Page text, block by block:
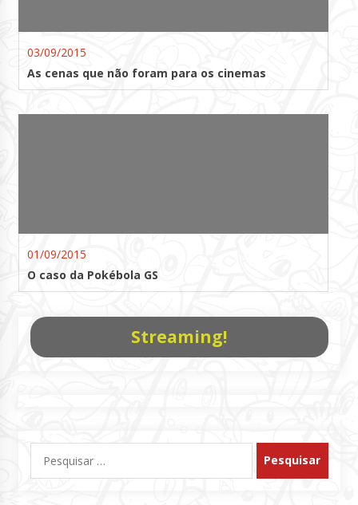
03/09/2015
As cenas que não foram para os cinemas
01/09/2015
O caso da Pokébola GS
Streaming!
por: